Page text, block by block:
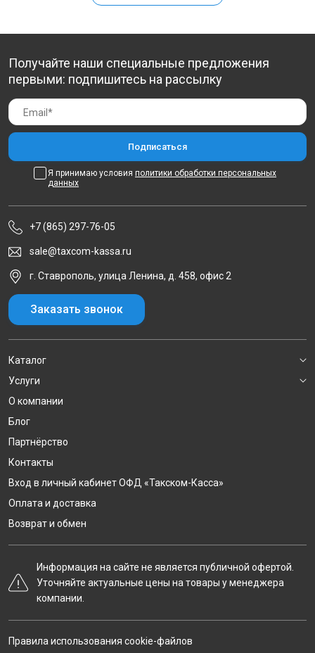
Получайте наши специальные предложения
первыми: подпишитесь на рассылку
Я принимаю условия политики обработки персональных
данных
+7 (865) 297-76-05
sale@taxcom-kassa.ru
г. Ставрополь, улица Ленина, д. 458, офис 2
Заказать звонок
Каталог
Услуги
О компании
Блог
Партнёрство
Контакты
Вход в личный кабинет ОФД «Такском-Касса»
Оплата и доставка
Возврат и обмен
Информация на сайте не является публичной офертой.
Уточняйте актуальные цены на товары у менеджера
компании.
Правила использования cookie-файлов